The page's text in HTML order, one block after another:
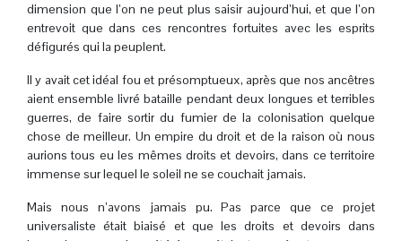
dimension que l’on ne peut plus saisir aujourd’hui, et que l’on
entrevoit que dans ces rencontres fortuites avec les esprits
défigurés qui la peuplent.
Il y avait cet idéal fou et présomptueux, après que nos ancêtres
aient ensemble livré bataille pendant deux longues et terribles
guerres, de faire sortir du fumier de la colonisation quelque
chose de meilleur. Un empire du droit et de la raison où nous
aurions tous eu les mêmes droits et devoirs, dans ce territoire
immense sur lequel le soleil ne se couchait jamais.
Mais nous n’avons jamais pu. Pas parce que ce projet
universaliste était biaisé et que les droits et devoirs dans